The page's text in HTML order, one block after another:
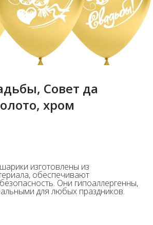
Совет да
хром
изготовлены из
обеспечивают
Они гипоаллергенны,
для любых праздников.